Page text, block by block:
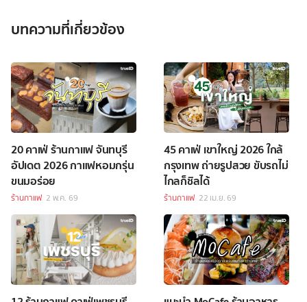
บทความที่เกี่ยวข้อง
20 คาเฟ่ ร้านกาแฟ จันทบุรี
อัปเดต 2026 กาแฟหอมกรุ่น
ขนมอร่อย
ร้านกาแฟ 2 พ.ค. 69
45 คาเฟ่ เขาใหญ่ 2026 ใกล้
กรุงเทพ ถ่ายรูปสวย ขับรถไม่
ไกลก็ชิลได้
ร้านกาแฟ 22 เม.ย. 69